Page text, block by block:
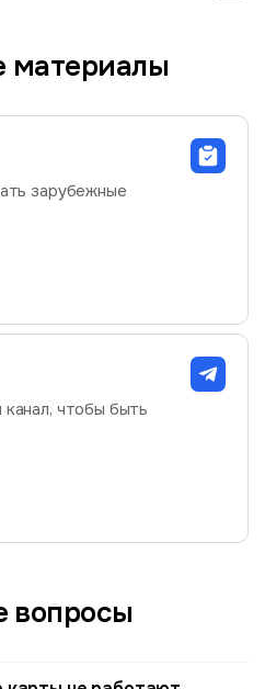
материалы
зарубежные
чтобы быть
вопросы